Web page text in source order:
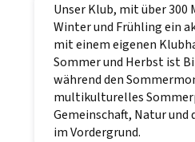
Unser Klub, mit über
Winter und Frühling ein
mit einem eigenen
Sommer und Herbst ist
während den
multikulturelles
Gemeinschaft, Natur und
im Vordergrund.